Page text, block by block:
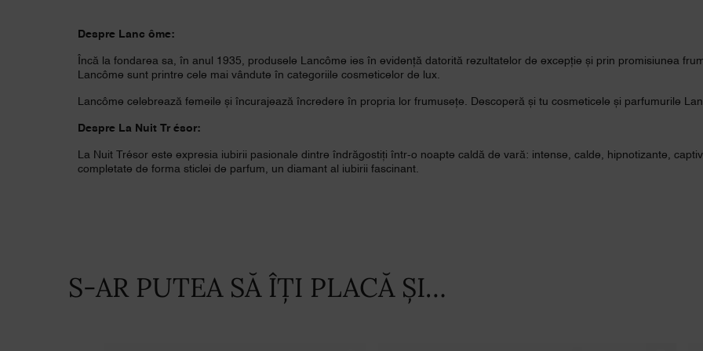
Despre Lanc ôme:
Încă la fondarea sa, în anul 1935, produsele Lancôme ies în evidență datorită rezultatelor de excepție și prin promisiunea
Lancôme sunt printre cele mai vândute în categoriile cosmeticelor de lux.
Lancôme celebrează femeile și încurajează încredere în propria lor frumusețe. Descoperă și tu cosmeticele și parfumurile
Despre La Nuit Tr ésor:
La Nuit Trésor este expresia iubirii pasionale dintre îndrăgostiți într-o noapte caldă de vară: intense, calde, hipnotizante,
completate de forma sticlei de parfum, un diamant al iubirii fascinant.
PDP Slot 1 SectionS-AR PUTEA SĂ ÎȚI PLACĂ ȘI…